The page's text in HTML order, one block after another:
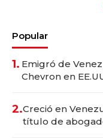
Popular
1. Emigró de
Chevron en
2.Creció en
título de